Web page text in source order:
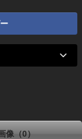
像（0）